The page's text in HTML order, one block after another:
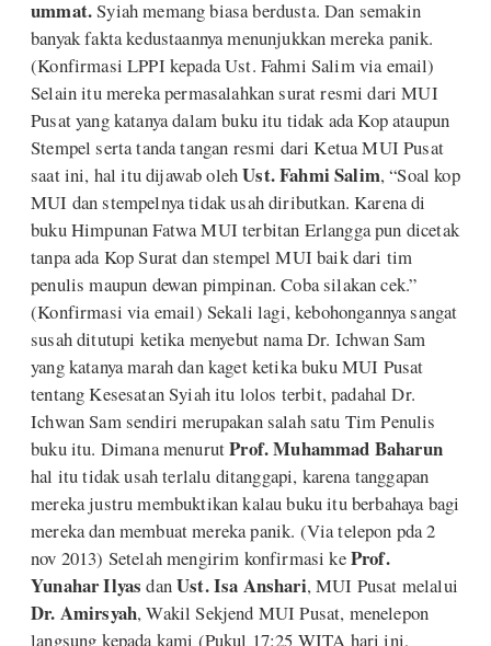
ummat.Syiah memang biasa berdusta. Dan semakin
banyak fakta kedustaannya menunjukkan mereka panik.
(Konfirmasi LPPI kepada Ust. Fahmi Salim via email)
Selain itu mereka permasalahkan surat resmi dari MUI
Pusat yang katanya dalam buku itu tidak ada Kop ataupun
Stempel serta tanda tangan resmi dari Ketua MUI Pusat
saat ini, hal itu dijawab olehUst. Fahmi Salim, “Soal kop
MUI dan stempelnya tidak usah diributkan. Karena di
buku Himpunan Fatwa MUI terbitan Erlangga pun dicetak
tanpa ada Kop Surat dan stempel MUI baik dari tim
penulis maupun dewan pimpinan. Coba silakan cek.”
(Konfirmasi via email) Sekali lagi, kebohongannya sangat
susah ditutupi ketika menyebut nama Dr. Ichwan Sam
yang katanya marah dan kaget ketika buku MUI Pusat
tentang Kesesatan Syiah itu lolos terbit, padahal Dr.
Ichwan Sam sendiri merupakan salah satu Tim Penulis
buku itu. Dimana menurutProf. Muhammad Baharun
hal itu tidak usah terlalu ditanggapi, karena tanggapan
mereka justru membuktikan kalau buku itu berbahaya bagi
mereka dan membuat mereka panik. (Via telepon pda 2
nov 2013) Setelah mengirim konfirmasi keProf.
Yunahar Ilyas danUst. Isa Anshari, MUI Pusat melalui
Dr. Amirsyah, Wakil Sekjend MUI Pusat, menelepon
langsung kepada kami (Pukul 17:25 WITA hari ini,